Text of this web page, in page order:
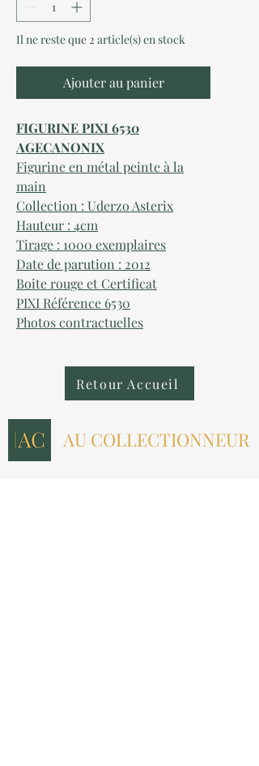
Il ne reste que 2 article(s) en stock
Ajouter au panier
FIGURINE PIXI 6530
AGECANONIX
Figurine en métal peinte à la
main
Collection : Uderzo Asterix
Hauteur : 4cm
Tirage : 1000 exemplaires
Date de parution : 2012
Boite rouge et Certificat
PIXI Référence 6530
Photos contractuelles
Retour Accueil
AU COLLECTIONNEUR